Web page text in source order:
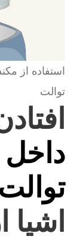
استفاده از
توالت
داخل
توالت
اشیا